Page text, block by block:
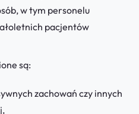
w tym personelu
pacjentów
są:
zachowań czy innych